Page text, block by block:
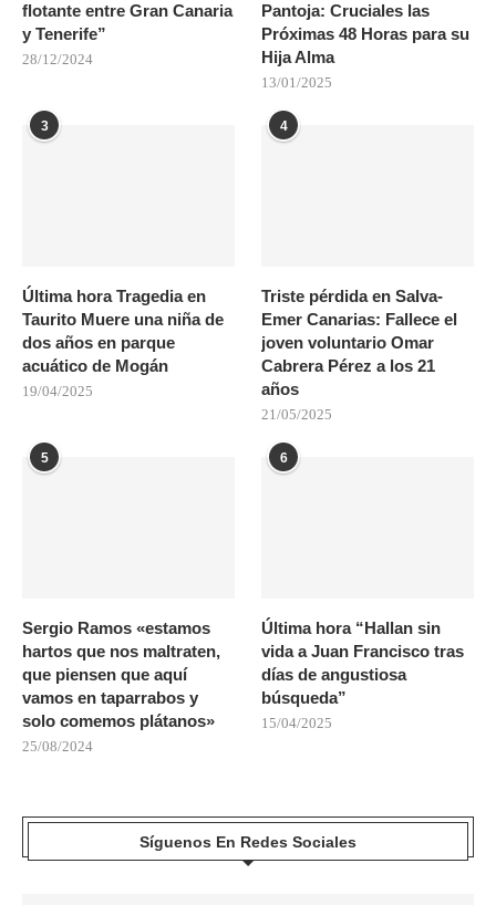
flotante entre Gran Canaria
y Tenerife”
28/12/2024
Pantoja: Cruciales las
Próximas 48 Horas para su
Hija Alma
13/01/2025
3
Última hora Tragedia en
Taurito Muere una niña de
dos años en parque
acuático de Mogán
19/04/2025
4
Triste pérdida en Salva-
Emer Canarias: Fallece el
joven voluntario Omar
Cabrera Pérez a los 21
años
21/05/2025
5
Sergio Ramos «estamos
hartos que nos maltraten,
que piensen que aquí
vamos en taparrabos y
solo comemos plátanos»
25/08/2024
6
Última hora “Hallan sin
vida a Juan Francisco tras
días de angustiosa
búsqueda”
15/04/2025
Síguenos En Redes Sociales